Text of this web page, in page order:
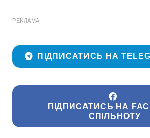
РЕКЛАМА
ПІДПИСАТИСЬ НА
ПІДПИСАТИСЬ НА
СПІЛЬНОТУ